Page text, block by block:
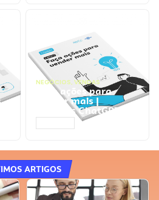
NEGÓCIOS, VENDAS
Faça ações para
vender mais |
Prompts ChatGPT
ARTIGOS